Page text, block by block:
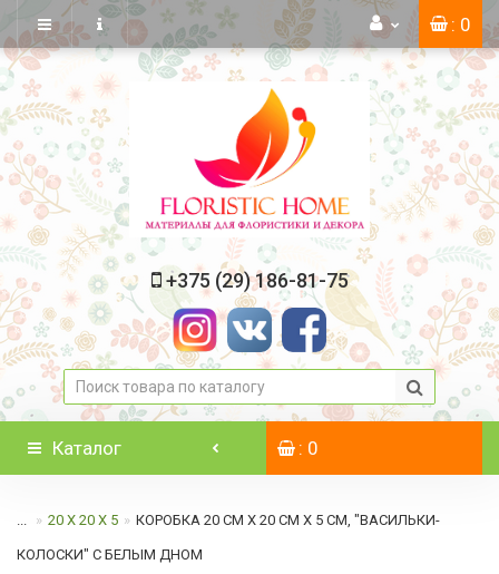
: 0
+375 (29) 186-81-75
Каталог : 0
... 20 Х 20 Х 5 КОРОБКА 20 СМ Х 20 СМ Х 5 СМ, "ВАСИЛЬКИ-
КОЛОСКИ" C БЕЛЫМ ДНОМ